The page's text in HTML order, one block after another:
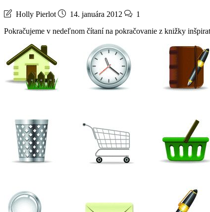
Holly Pierlot 14. januára 2012
1
Pokračujeme v nedeľnom čítaní na pokračovanie z knižky